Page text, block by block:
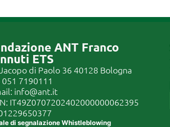
ANT Franco
ETS
di Paolo 36 40128 Bologna
051 7190111
info@ant.it
IT49Z0707202402000000062395
di segnalazione Whistleblowing